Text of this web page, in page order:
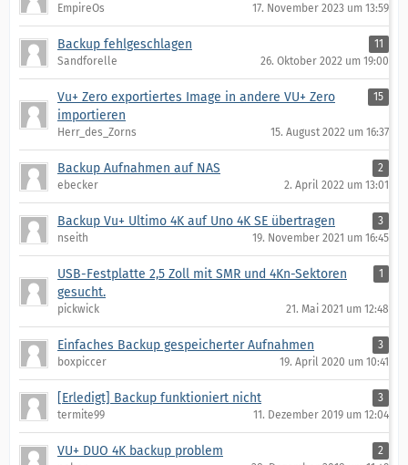
EmpireOs
17. November 2023 um 13:59
Backup fehlgeschlagen
11
Sandforelle
26. Oktober 2022 um 19:00
Vu+ Zero exportiertes Image in andere VU+ Zero
importieren
15
Herr_des_Zorns 15. August 2022 um 16:37
Backup Aufnahmen auf NAS
2
ebecker
2. April 2022 um 13:01
Backup Vu+ Ultimo 4K auf Uno 4K SE übertragen
3
nseith
19. November 2021 um 16:45
USB-Festplatte 2,5 Zoll mit SMR und 4Kn-Sektoren
gesucht.
1
pickwick 21. Mai 2021 um 12:48
Einfaches Backup gespeicherter Aufnahmen
3
boxpiccer
19. April 2020 um 10:41
[Erledigt] Backup funktioniert nicht
3
termite99
11. Dezember 2019 um 12:04
VU+ DUO 4K backup problem
2